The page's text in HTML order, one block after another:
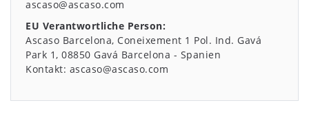
ascaso@ascaso.com
EU Verantwortliche Person:
Ascaso Barcelona Coneixement 1 Pol. Ind. Gavá
Park 1 08850 Gavá Barcelona
Spanien
Kontakt: ascaso@ascaso.com